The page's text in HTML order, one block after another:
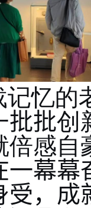
忆的
批批创
倍感自
一幕幕
受，成